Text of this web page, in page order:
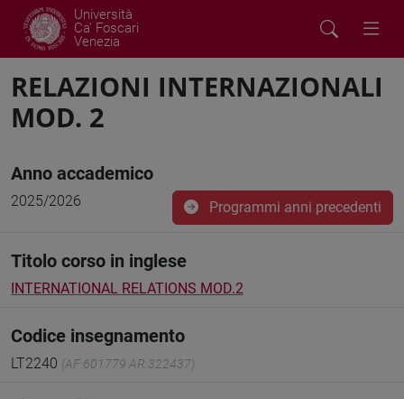
Università
Ca' Foscari
Venezia
RELAZIONI INTERNAZIONALI
MOD. 2
Anno accademico
2025/2026 Programmi anni precedenti
Titolo corso in inglese
INTERNATIONAL RELATIONS MOD.2
Codice insegnamento
LT2240 (AF:601779 AR:322437)